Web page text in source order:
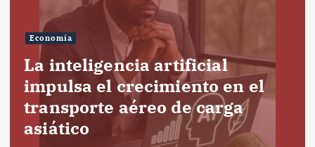
Economía
La inteligencia artificial
impulsa el crecimiento en el
transporte aéreo de carga
asiático